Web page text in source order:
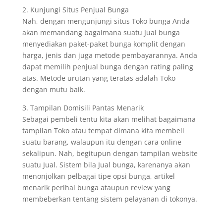
2. Kunjungi Situs Penjual Bunga
Nah, dengan mengunjungi situs Toko bunga Anda
akan memandang bagaimana suatu Jual bunga
menyediakan paket-paket bunga komplit dengan
harga, jenis dan juga metode pembayarannya. Anda
dapat memilih penjual bunga dengan rating paling
atas. Metode urutan yang teratas adalah Toko
dengan mutu baik.
3. Tampilan Domisili Pantas Menarik
Sebagai pembeli tentu kita akan melihat bagaimana
tampilan Toko atau tempat dimana kita membeli
suatu barang, walaupun itu dengan cara online
sekalipun. Nah, begitupun dengan tampilan website
suatu Jual. Sistem bila Jual bunga, karenanya akan
menonjolkan pelbagai tipe opsi bunga, artikel
menarik perihal bunga ataupun review yang
membeberkan tentang sistem pelayanan di tokonya.